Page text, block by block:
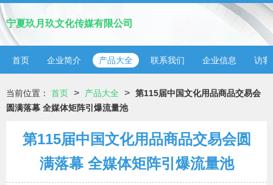
宁夏玖月玖文化传媒有限公司
首页 企业简介 产品大全 联系我们 企业信息 访客
当前位置： 首页 > 产品大全 > 第115届中国文化用品商品交易会
圆满落幕 全媒体矩阵引爆流量池
第115届中国文化用品商品交易会圆
满落幕 全媒体矩阵引爆流量池